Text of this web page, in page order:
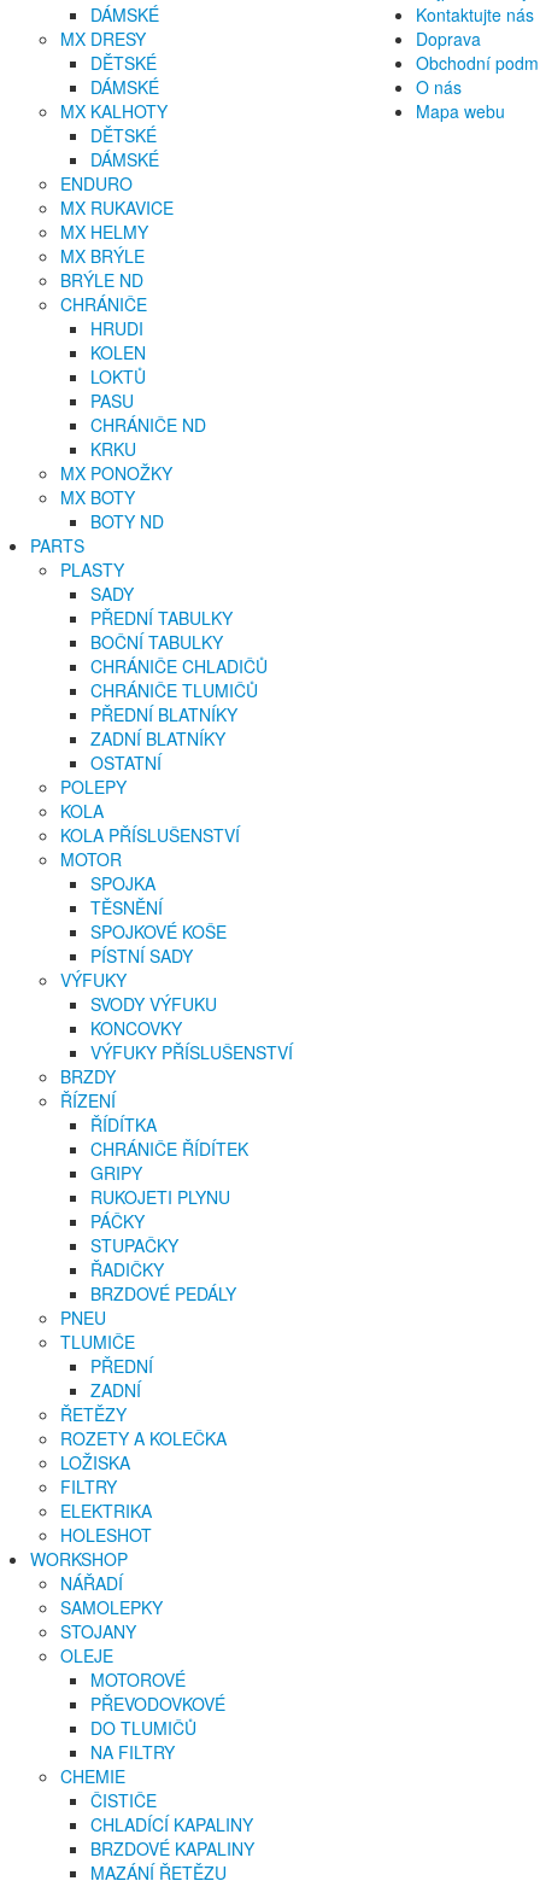
DÁMSKÉ
MX DRESY
DĚTSKÉ
DÁMSKÉ
MX KALHOTY
DĚTSKÉ
DÁMSKÉ
ENDURO
MX RUKAVICE
MX HELMY
MX BRÝLE
BRÝLE ND
CHRÁNIČE
HRUDI
KOLEN
LOKTŮ
PASU
CHRÁNIČE ND
KRKU
MX PONOŽKY
MX BOTY
BOTY ND
PARTS
PLASTY
SADY
PŘEDNÍ TABULKY
BOČNÍ TABULKY
CHRÁNIČE CHLADIČŮ
CHRÁNIČE TLUMIČŮ
PŘEDNÍ BLATNÍKY
ZADNÍ BLATNÍKY
OSTATNÍ
POLEPY
KOLA
KOLA PŘÍSLUŠENSTVÍ
MOTOR
SPOJKA
TĚSNĚNÍ
SPOJKOVÉ KOŠE
PÍSTNÍ SADY
VÝFUKY
SVODY VÝFUKU
KONCOVKY
VÝFUKY PŘÍSLUŠENSTVÍ
BRZDY
ŘÍZENÍ
ŘÍDÍTKA
CHRÁNIČE ŘÍDÍTEK
GRIPY
RUKOJETI PLYNU
PÁČKY
STUPAČKY
ŘADIČKY
BRZDOVÉ PEDÁLY
PNEU
TLUMIČE
PŘEDNÍ
ZADNÍ
ŘETĚZY
ROZETY A KOLEČKA
LOŽISKA
FILTRY
ELEKTRIKA
HOLESHOT
WORKSHOP
NÁŘADÍ
SAMOLEPKY
STOJANY
OLEJE
MOTOROVÉ
PŘEVODOVKOVÉ
DO TLUMIČŮ
NA FILTRY
CHEMIE
ČISTIČE
CHLADÍCÍ KAPALINY
BRZDOVÉ KAPALINY
MAZÁNÍ ŘETĚZU
Kontaktujte nás
Doprava
Obchodní
O nás
Mapa webu